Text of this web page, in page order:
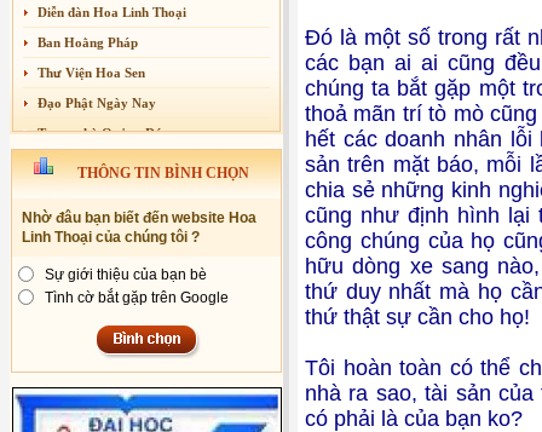
Kiếp này
Diễn đàn Hoa Linh Thoại
Ban Hoằng Pháp
Thư Viện Hoa Sen
Đạo Phật Ngày Nay
Trang nhà Quảng Đức
Báo Giác Ngộ
THÔNG TIN BÌNH CHỌN
Nhờ đâu bạn biết đến website Hoa
Linh Thoại của chúng tôi ?
Sự giới thiệu của bạn bè
Tình cờ bắt gặp trên Google
Đó là một số trong rất
các bạn ai ai cũng
chúng ta bắt gặp một
thoả mãn trí tò mò
hết các doanh nhân
sản trên mặt báo, mỗi
chia sẻ những kinh
cũng như định hình lại
công chúng của họ
hữu dòng xe sang
thứ duy nhất mà họ
thứ thật sự cần cho họ!
Tôi hoàn toàn có thể
nhà ra sao, tài sản
có phải là của bạn ko?